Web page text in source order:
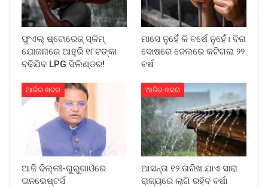
ଫୁଏଲ୍ ଷ୍ଟୋରେଜ୍ ସ୍କିମ୍
ଯୋଜନାରେ ଆହୁରି ୧୮ଟଙ୍କା
ବଢିଯିବ LPG ସିଲିଣ୍ଡର!
ମାସେ ନୁହେଁ କି ବର୍ଷେ ନୁହେଁ। ବିନା
ଦୋଷରେ ଜେଲରେ କଟିଗଲା ୨୨
ବର୍ଷ
ଆଜିର ଖବର
ଆଜି ଦିଲ୍ଲୀ-ଗୁରୁଗାଓଁରେ
ଇନଭେଷ୍ଟର୍ସ
ଆଜିର ଖବର
ଆସନ୍ତା ୧୨ ତାରିଖ ଯାଏ ସାରା
ରାଜ୍ୟରେ ଲାଗି ରହିବ ବର୍ଷା